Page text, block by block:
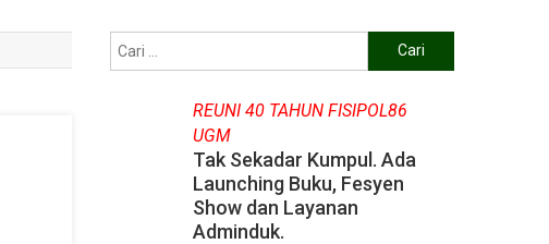
untuk:
REUNI 40 TAHUN FISIPOL86
UGM
Tak Sekadar Kumpul. Ada
Launching Buku, Fesyen
Show dan Layanan
Adminduk.